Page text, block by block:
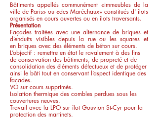
Bâtiments appellés communément «immeubles de la
ville de Paris» ou «des Maréchaux» constitués d' îlots
organisés en cours ouvertes ou en îlots traversants.
Présentation
Façades traitées avec une alternance de briques et
d’enduits visibles depuis la rue ou les squares et
en briques avec des éléments de béton sur cours.
L’objectif : remettre en état le ravalement à des fins
de conservation des bâtiments, de propreté et de
consolidation des éléments défectueux et de protéger
ainsi le bâti tout en conservant l’aspect identique des
façades.
VO sur cours supprimés.
Isolation thermique des combles perdues sous les
couvertures neuves.
Travail avec la LPO sur îlot Gouvion St-Cyr pour la
protection des martinets.